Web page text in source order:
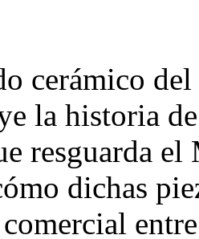
cerámico
la historia
resguarda
dichas